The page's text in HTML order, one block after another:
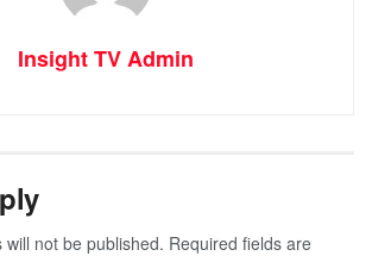
Insight TV Admin
not be published. Required fields are